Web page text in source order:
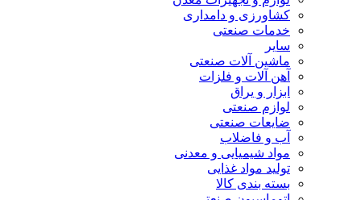
کشاورزی و دامداری
خدمات صنعتی
سایر
ماشین آلات صنعتی
آهن آلات و فلزات
ابزار و یراق
لوازم صنعتی
ضایعات صنعتی
آب و فاضلاب
مواد شیمیایی و معدنی
تولید مواد غذایی
بسته بندی کالا